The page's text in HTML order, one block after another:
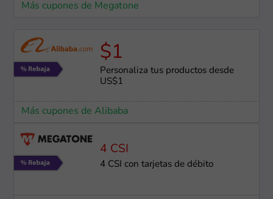
Más cupones de Megatone
$1
Personaliza tus productos desde
US$1
Más cupones de Alibaba
4 CSI
4 CSI con tarjetas de débito